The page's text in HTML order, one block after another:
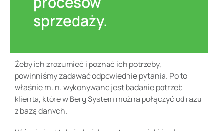
sprzedaży.
Żeby ich zrozumieć i poznać ich potrzeby,
powinniśmy zadawać odpowiednie pytania. Po to
właśnie m.in. wykonywane jest badanie potrzeb
klienta, które w Berg System można połączyć od razu
z bazą danych.